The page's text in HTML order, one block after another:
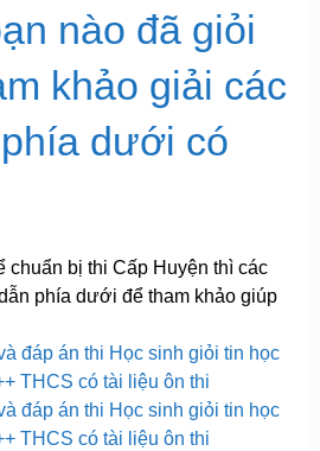
nào đã giỏi
khảo giải các
dưới có
chuẩn bị thi Cấp Huyện thì các
phía dưới để tham khảo giúp
đáp án thi Học sinh giỏi tin học
THCS có tài liệu ôn thi
đáp án thi Học sinh giỏi tin học
THCS có tài liệu ôn thi